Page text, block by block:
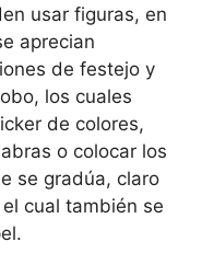
usar figuras, en
aprecian
de festejo y
los cuales
de colores,
o colocar los
se gradúa, claro
cual también se